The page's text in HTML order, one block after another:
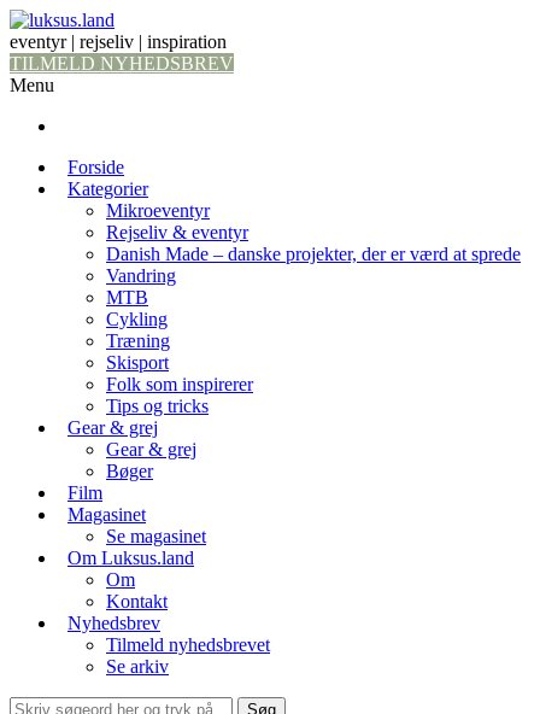
eventyr | rejseliv | inspiration
TILMELD NYHEDSBREV
Menu
Forside
Kategorier
Mikroeventyr
Rejseliv & eventyr
Danish Made – danske projekter, der er værd at sprede
Vandring
MTB
Cykling
Træning
Skisport
Folk som inspirerer
Tips og tricks
Gear & grej
Gear & grej
Bøger
Film
Magasinet
Se magasinet
Om Luksus.land
Om
Kontakt
Nyhedsbrev
Tilmeld nyhedsbrevet
Se arkiv